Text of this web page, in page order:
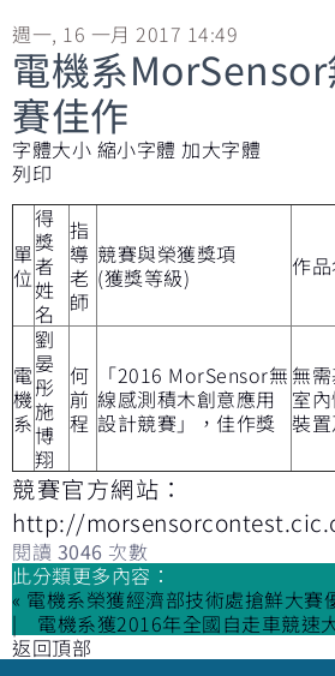
週一, 16 一月 2017 14:49
電機系
賽佳作
字體大小 縮小字體 加大字體
列印
單
位
得
獎
者
姓
名
指
導
老
師
競賽與榮獲獎項
(獲獎等級)
作
電
機
系
劉
晏
彤
施
博
翔
何
前
程
「2016 MorSensor無
線感測積木創意應用
設計競賽」，佳作獎
無
室
裝
競賽官方網站：
http://
閱讀 3046 次數
此分類更多內容：
« 電機系榮獲經濟部技術處搶鮮大賽
電機系獲2016年全國自走車競速
返回頂部